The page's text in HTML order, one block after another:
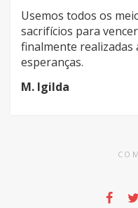
Usemos todos os
sacrifícios para
finalmente realizadas
esperanças.
M. Igilda